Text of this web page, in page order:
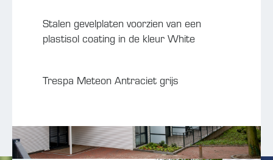
Stalen gevelplaten voorzien van een
plastisol coating in de kleur White
Trespa Meteon Antraciet grijs